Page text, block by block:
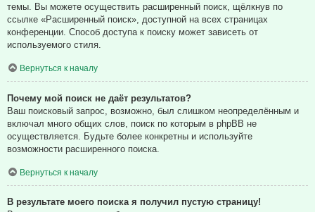
темы. Вы можете осуществить расширенный поиск, щёлкнув по
ссылке «Расширенный поиск», доступной на всех страницах
конференции. Способ доступа к поиску может зависеть от
используемого стиля.
Вернуться к началу
Почему мой поиск не даёт результатов?
Ваш поисковый запрос, возможно, был слишком неопределённым и
включал много общих слов, поиск по которым в phpBB не
осуществляется. Будьте более конкретны и используйте
возможности расширенного поиска.
Вернуться к началу
В результате моего поиска я получил пустую страницу!